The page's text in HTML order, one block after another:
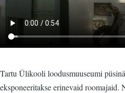
Tartu Ülikooli loodusmuuseumi
eksponeeritakse erinevaid roomajaid.